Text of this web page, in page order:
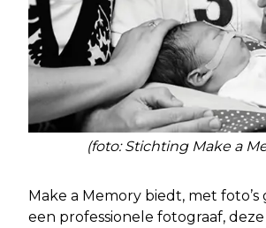
(foto: Stichting Make a
Make a Memory biedt, met
een professionele fotograaf,